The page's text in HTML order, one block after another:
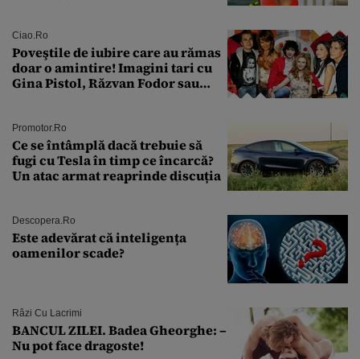
îmi salvez viața”
Ciao.ro
Poveştile de iubire care au rămas
doar o amintire! Imagini tari cu
Gina Pistol, Răzvan Fodor sau
Promotor.ro
Ce se întâmplă dacă trebuie să
fugi cu Tesla în timp ce încarcă?
Un atac armat reaprinde discuția
Descopera.ro
Este adevărat că inteligența
oamenilor scade?
Râzi Cu Lacrimi
BANCUL ZILEI. Badea Gheorghe: –
Nu pot face dragoste!